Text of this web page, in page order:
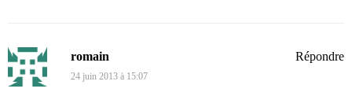
romain
24 juin 2013 à 15:07
Répondre